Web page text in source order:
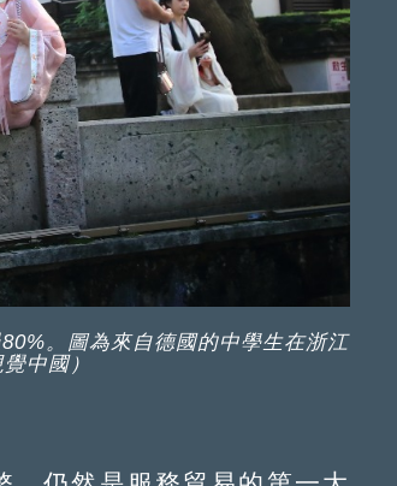
。圖為來自德國的中學生在浙江
中國）